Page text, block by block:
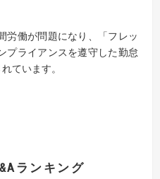
労働が問題になり、「フレッ
プライアンスを遵守した勤怠
ています。
ランキング